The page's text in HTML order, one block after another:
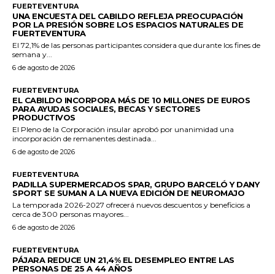
FUERTEVENTURA
UNA ENCUESTA DEL CABILDO REFLEJA PREOCUPACIÓN
POR LA PRESIÓN SOBRE LOS ESPACIOS NATURALES DE
FUERTEVENTURA
El 72,1% de las personas participantes considera que durante los fines de
semana y...
6 de agosto de 2026
FUERTEVENTURA
EL CABILDO INCORPORA MÁS DE 10 MILLONES DE EUROS
PARA AYUDAS SOCIALES, BECAS Y SECTORES
PRODUCTIVOS
El Pleno de la Corporación insular aprobó por unanimidad una
incorporación de remanentes destinada...
6 de agosto de 2026
FUERTEVENTURA
PADILLA SUPERMERCADOS SPAR, GRUPO BARCELÓ Y DANY
SPORT SE SUMAN A LA NUEVA EDICIÓN DE NEUROMAJO
La temporada 2026-2027 ofrecerá nuevos descuentos y beneficios a
cerca de 300 personas mayores...
6 de agosto de 2026
FUERTEVENTURA
PÁJARA REDUCE UN 21,4% EL DESEMPLEO ENTRE LAS
PERSONAS DE 25 A 44 AÑOS